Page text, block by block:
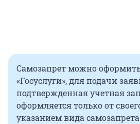
Самозапрет можно
«Госуслуги», для подачи
подтвержденная учетная
оформляется только от
указанием вида